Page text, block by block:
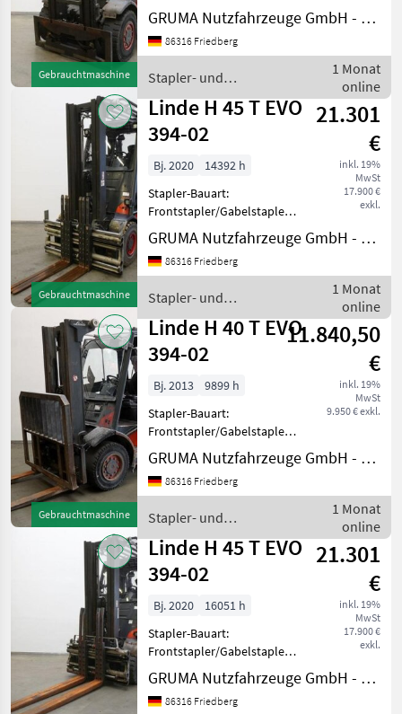
Gebrauchtmaschine
Fahrzeug:
Doppelzusatzhydraulik -
Mast:
Gabelträger - Vollkabine -
Heizung & Klima -
Partikelfilt
GRUMA Nutzfahrzeuge GmbH - Staplertechnik
86316 Friedberg
Stapler- und
Lagertechnik / Linde
1 Monat
online
Gebrauchtmaschine
Linde H 45 T EVO
394-02
21.301
€
inkl. 19%
MwSt
17.900 €
exkl.
Bj. 2020
14392 h
Stapler-Bauart:
Frontstapler/Gabelstapler -
Fahrzeug:
Doppelzusatzhydraulik -
Mast:
Gabelträger -
Dreifachklammer DURWEN
DRPK45C, Breite 1630
GRUMA Nutzfahrzeuge GmbH - Staplertechnik
86316 Friedberg
Stapler- und
Lagertechnik / Linde
1 Monat
online
Gebrauchtmaschine
Linde H 40 T EVO
394-02
11.840,50
€
inkl. 19%
MwSt
9.950 € exkl.
Bj. 2013
9899 h
Stapler-Bauart:
Frontstapler/Gabelstapler -
Fahrzeug:
Einfachzusatzhydraulik -
Mast:
Seitenschieber, integriert -
Lastschutzgitter: 1300 mm
GRUMA Nutzfahrzeuge GmbH - Staplertechnik
86316 Friedberg
Stapler- und
Lagertechnik / Linde
1 Monat
online
Linde H 45 T EVO
394-02
21.301
€
inkl. 19%
MwSt
17.900 €
exkl.
Bj. 2020
16051 h
Stapler-Bauart:
Frontstapler/Gabelstapler -
Fahrzeug:
Doppelzusatzhydraulik -
Mast:
GRUMA Nutzfahrzeuge GmbH - Staplertechnik
86316 Friedberg